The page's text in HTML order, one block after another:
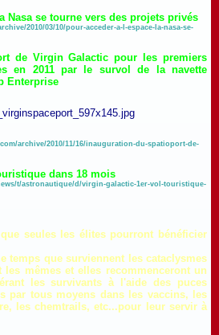
Nasa se tourne vers des projets privés
2010/03/10/pour-acceder-a-l-espace-la-nasa-se-
de Virgin Galactic pour les premiers
en 2011 par le survol de la navette
Enterprise
archive/2010/11/16/inauguration-du-spatioport-de-
dans 18 mois
t/astronautique/d/virgin-galactic-1er-vol-touristique-
seules les élites pourront bénéficier
temps que surviennent les cataclysmes
mêmes et elles recommenceront un
les survivants à l'aide des puces
par tous moyens dans les vaccins, les
les chemtrails, etc...pour leur servir à